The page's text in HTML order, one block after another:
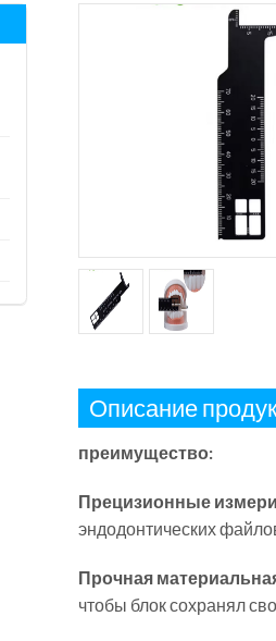
Описание
преимущество:
Прецизионные
эндодонтических
Прочная
чтобы блок сохранял